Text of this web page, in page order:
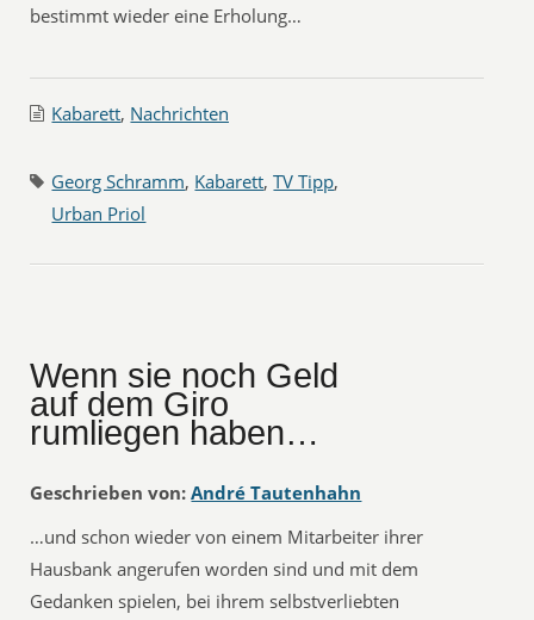
bestimmt wieder eine Erholung…
Kabarett, Nachrichten
Georg Schramm, Kabarett,TV Tipp,
Urban Priol
Wenn sie noch Geld
auf dem Giro
rumliegen haben…
Geschrieben von: André Tautenhahn
…und schon wieder von einem Mitarbeiter ihrer
Hausbank angerufen worden sind und mit dem
Gedanken spielen, bei ihrem selbstverliebten